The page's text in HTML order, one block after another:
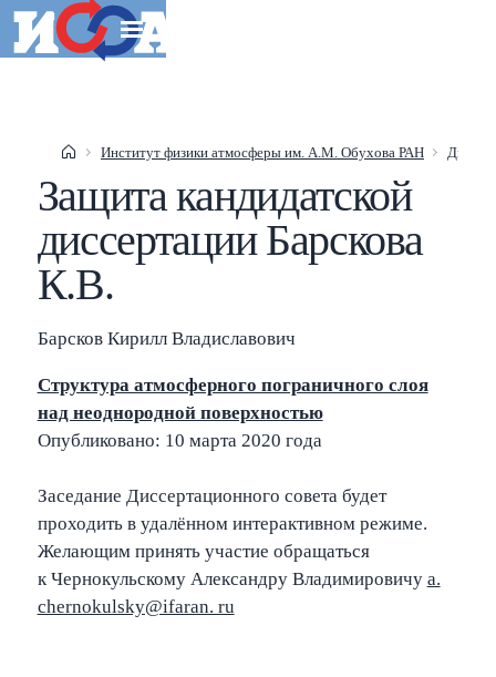
Институт физики атмосферы им. А.М. Обухова РАН
Защита кандидатской
диссертации Барскова
К.В.
Барсков Кирилл Владиславович
Структура атмосферного пограничного слоя
над неоднородной поверхностью
Опубликовано: 10 марта 2020 года
Заседание Диссертационного совета будет
проходить в удалённом интерактивном режиме.
Желающим принять участие обращаться
к Чернокульскому Александру Владимировичу a.
cher­noku­lsky@ifaran. ru
This help popup
Navigate posts